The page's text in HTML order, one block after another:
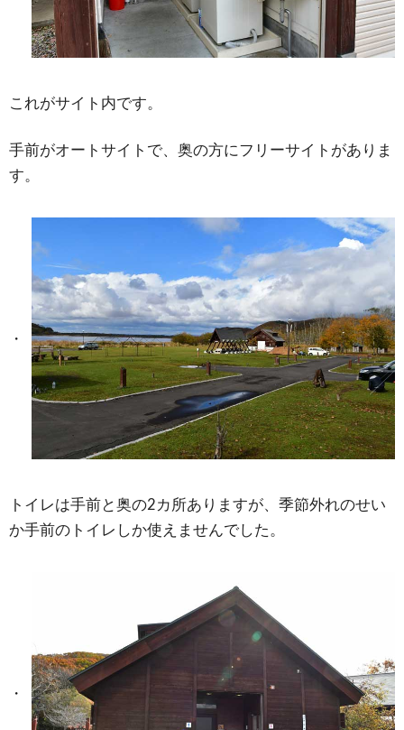
これがサイト内です。
手前がオートサイトで、奥の方にフリーサイトがありま
す。
トイレは手前と奥の2カ所ありますが、季節外れのせい
か手前のトイレしか使えませんでした。